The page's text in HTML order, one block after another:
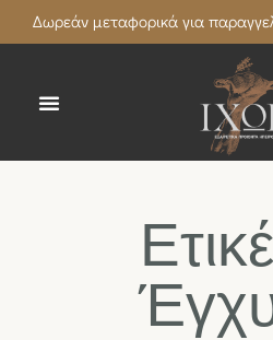
Δωρεάν μεταφορικά για